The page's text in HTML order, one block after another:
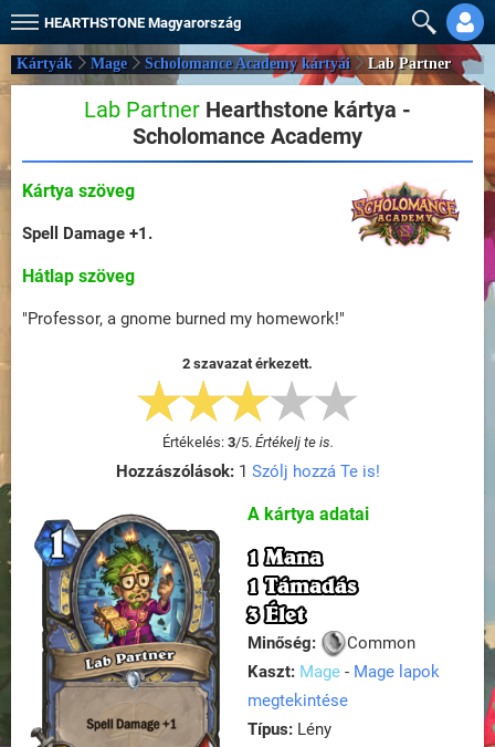
HEARTHSTONE Magyarország
Kártyák Mage Scholomance Academy kártyái Lab Partner
Lab Partner Hearthstone kártya -
Scholomance Academy
Kártya szöveg
Spell Damage +1.
Hátlap szöveg
"Professor, a gnome burned my homework!"
2 szavazat érkezett.
Értékelés: 3/5. Értékelj te is.
Hozzászólások:1 Szólj hozzá Te is!
A kártya adatai
1 Mana
1 Támadás
3 Élet
Minőség:
Common
Kaszt: Mage - Mage lapok
megtekintése
Típus: Lény